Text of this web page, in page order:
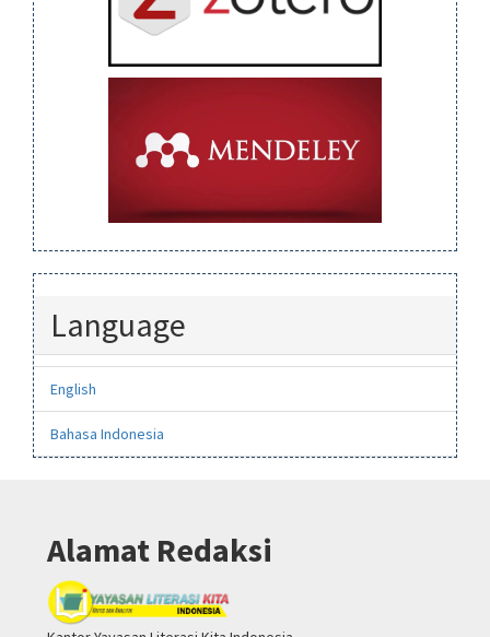
Language
English
Bahasa Indonesia
Alamat Redaksi